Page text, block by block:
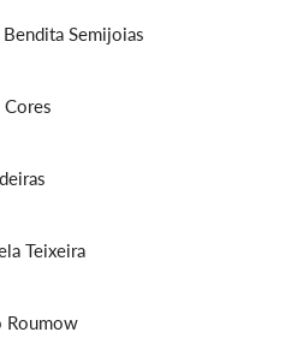
Semijoias
Cores
Teixeira
Roumow